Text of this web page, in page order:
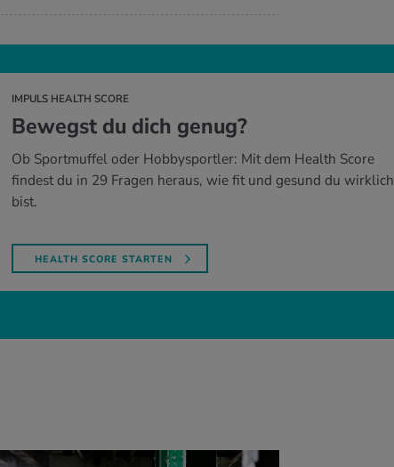
IMPULS HEALTH SCORE
Bewegst du dich genug?
Ob Sportmuffel oder Hobbysportler: Mit dem Health Score
findest du in 29 Fragen heraus, wie fit und gesund du wirklich
bist.
HEALTH SCORE STARTEN